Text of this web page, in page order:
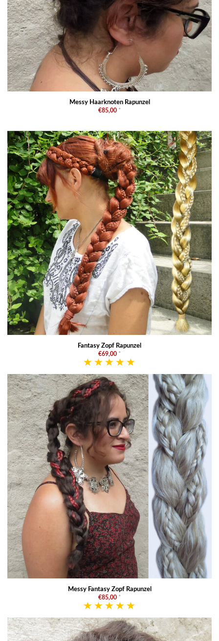
Messy Haarknoten Rapunzel
€85,00 *
Fantasy Zopf Rapunzel
€69,00 *
Messy Fantasy Zopf Rapunzel
€85,00 *